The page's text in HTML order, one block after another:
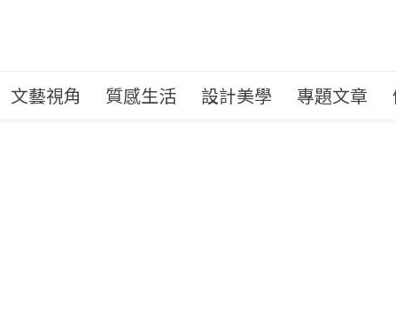
文藝視角 質感生活 設計美學 專題文章